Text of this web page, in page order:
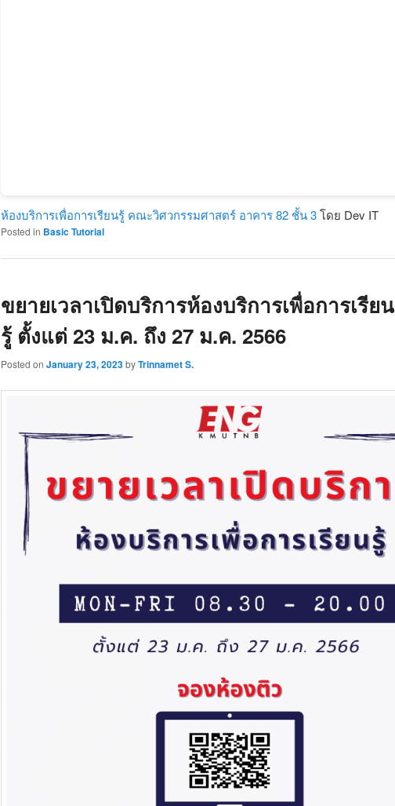
ห้องบริการเพื่อการเรียนรู้ คณะวิศวกรรมศาสตร์ อาคาร 82 ชั้น 3โดย Dev IT
Posted in Basic Tutorial
ขยายเวลาเปิดบริการห้องบริการเพื่อการเรียน
รู้ ตั้งแต่ 23 ม.ค. ถึง 27 ม.ค. 2566
Posted on January 23, 2023byTrinnamet S.